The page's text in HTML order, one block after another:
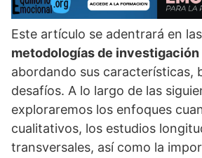
Este artí­culo se adentrará en
metodologí­as de
abordando sus caracterí­sticas,
desafí­os. A lo largo de las
exploraremos los enfoques
cualitativos, los estudios
transversales, así­ como la